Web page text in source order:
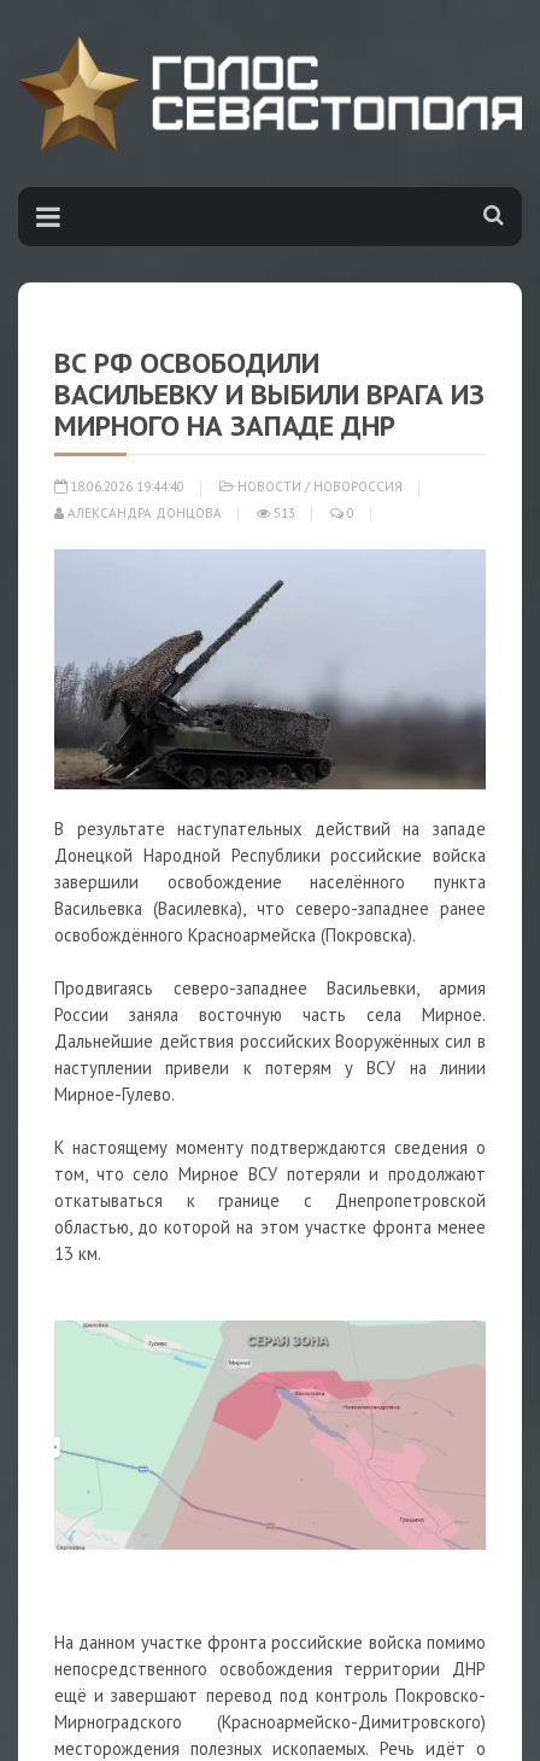
ВС РФ ОСВОБОДИЛИ
ВАСИЛЬЕВКУ И ВЫБИЛИ ВРАГА ИЗ
МИРНОГО НА ЗАПАДЕ ДНР
18.06.2026 19:44:40 НОВОСТИ / НОВОРОССИЯ
АЛЕКСАНДРА ДОНЦОВА
513 0
В результате наступательных действий на западе
Донецкой Народной Республики российские войска
завершили освобождение населённого пункта
Васильевка (Василевка), что северо-западнее ранее
освобождённого Красноармейска (Покровска).
Продвигаясь северо-западнее Васильевки, армия
России заняла восточную часть села Мирное.
Дальнейшие действия российских Вооружённых сил в
наступлении привели к потерям у ВСУ на линии
Мирное-Гулево.
К настоящему моменту подтверждаются сведения о
том, что село Мирное ВСУ потеряли и продолжают
откатываться к границе с Днепропетровской
областью, до которой на этом участке фронта менее
13 км.
На данном участке фронта российские войска помимо
непосредственного освобождения территории ДНР
ещё и завершают перевод под контроль Покровско-
Мирноградского (Красноармейско-Димитровского)
месторождения полезных ископаемых. Речь идёт о